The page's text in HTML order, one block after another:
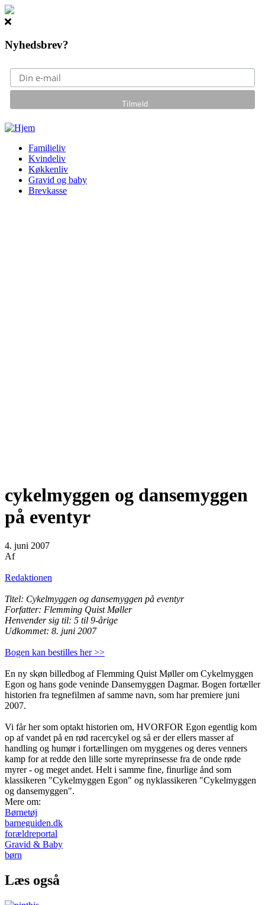
Nyhedsbrev?
Gå til hovedindhold
Familieliv
Kvindeliv
Køkkenliv
Gravid og baby
Brevkasse
cykelmyggen og dansemyggen
på eventyr
4. juni 2007
Af
Redaktionen
Titel: Cykelmyggen og dansemyggen på eventyr
Forfatter: Flemming Quist Møller
Henvender sig til: 5 til 9-årige
Udkommet: 8. juni 2007
Bogen kan bestilles her >>
En ny skøn billedbog af Flemming Quist Møller om Cykelmyggen
Egon og hans gode veninde Dansemyggen Dagmar. Bogen fortæller
historien fra tegnefilmen af samme navn, som har premiere juni
2007.
Vi får her som optakt historien om, HVORFOR Egon egentlig kom
op af vandet på en rød racercykel og så er der ellers masser af
handling og humør i fortællingen om myggenes og deres venners
kamp for at redde den lille sorte myreprinsesse fra de onde røde
myrer - og meget andet. Helt i samme fine, finurlige ånd som
klassikeren "Cykelmyggen Egon" og nyklassikeren "Cykelmyggen
og dansemyggen".
Mere om:
Børnetøj
barneguiden.dk
forældreportal
Gravid & Baby
børn
Læs også